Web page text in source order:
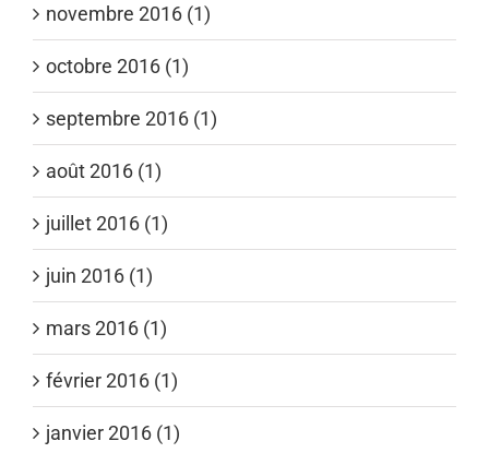
novembre 2016 (1)
octobre 2016 (1)
septembre 2016 (1)
août 2016 (1)
juillet 2016 (1)
juin 2016 (1)
mars 2016 (1)
février 2016 (1)
janvier 2016 (1)